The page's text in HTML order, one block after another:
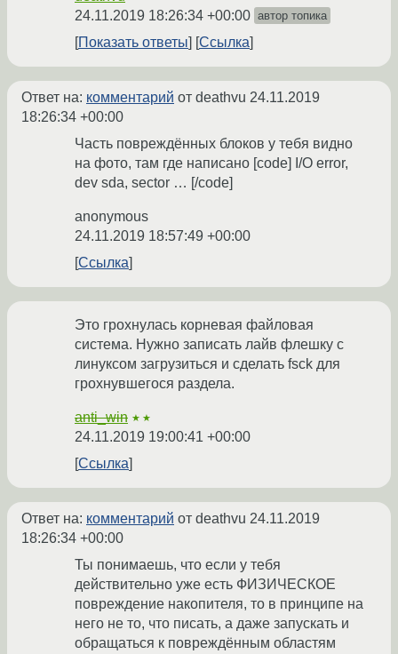
24.11.2019 18:26:34 +00:00 автор топика
Показать ответы Ссылка
Ответ на: комментарий от deathvu 24.11.2019
18:26:34 +00:00
Часть повреждённых блоков у тебя видно
на фото, там где написано [code] I/O error,
dev sda, sector … [/code]
anonymous
24.11.2019 18:57:49 +00:00
Ссылка
Это грохнулась корневая файловая
система. Нужно записать лайв флешку с
линуксом загрузиться и сделать fsck для
грохнувшегося раздела.
anti_win ★★
24.11.2019 19:00:41 +00:00
Ссылка
Ответ на: комментарий от deathvu 24.11.2019
18:26:34 +00:00
Ты понимаешь, что если у тебя
действительно уже есть ФИЗИЧЕСКОЕ
повреждение накопителя, то в принципе на
него не то, что писать, а даже запускать и
обращаться к повреждённым областям